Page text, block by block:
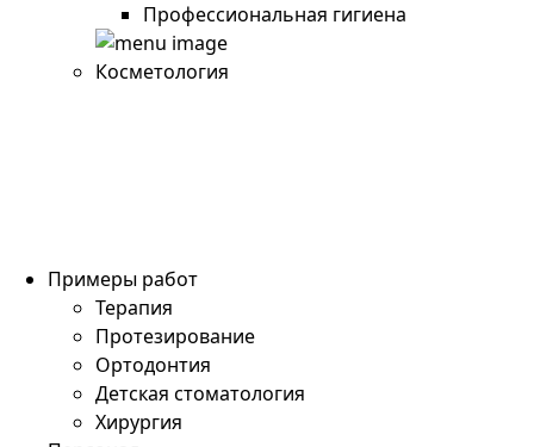
Профессиональная гигиена
Косметология
Примеры работ
Терапия
Протезирование
Ортодонтия
Детская стоматология
Хирургия